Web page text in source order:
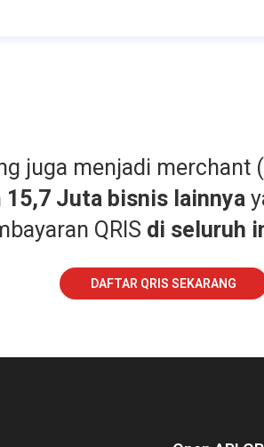
juga menjadi merchant
15,7 Juta bisnis lainnya
QRIS di seluruh
DAFTAR QRIS SEKARANG